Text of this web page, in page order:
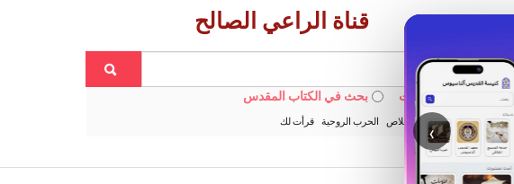
‹
قناة الراعي الصالح
بحث في الويبسايت بحث في الكتاب المقدس
الأكثر بحثًا: خبزنا اليومي الخلاص الحرب الروحية قرأت لك